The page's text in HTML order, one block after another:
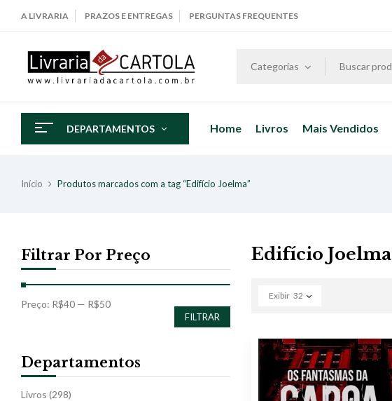
A LIVRARIA PRAZOS E ENTREGAS PERGUNTAS FREQUENTES
Categorias
DEPARTAMENTOS Home Livros Mais Vendidos
Início Produtos marcados com a tag “Edifício Joelma”
Filtrar Por Preço
FILTRAR
Preço: R$40 — R$50
Departamentos
Livros (298)
Edifício Joelma
Exibir 32